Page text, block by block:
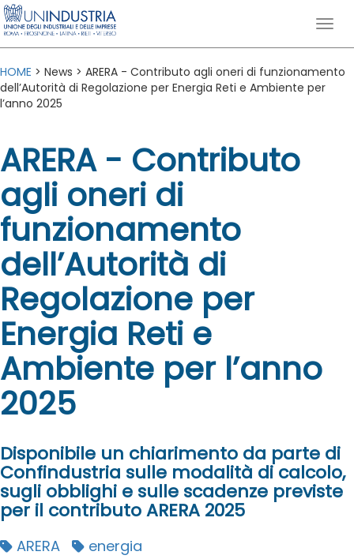
HOME > News > ARERA - Contributo agli oneri di funzionamento
dell’Autorità di Regolazione per Energia Reti e Ambiente per
l’anno 2025
ARERA - Contributo
agli oneri di
funzionamento
dell’Autorità di
Regolazione per
Energia Reti e
Ambiente per l’anno
2025
Disponibile un chiarimento da parte di
Confindustria sulle modalità di calcolo,
sugli obblighi e sulle scadenze previste
per il contributo ARERA 2025
ARERA
energia